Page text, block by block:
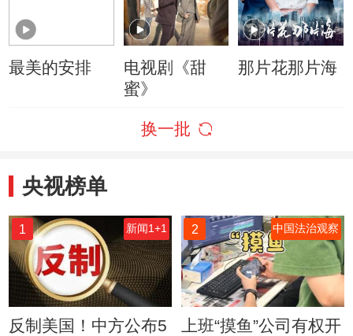
最美的安排
电视剧《甜
蜜》
那片花那片海
换一批
央视榜单
1 新闻1+1
反制美国！中方公布5
2 中国法治观察
上班“摸鱼”公司有权开